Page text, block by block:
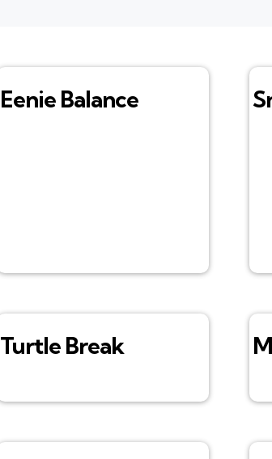
Eenie Balance
Turtle Break